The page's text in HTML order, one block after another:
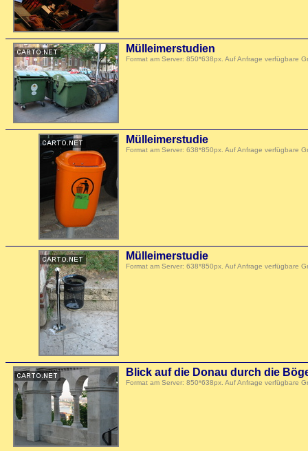
Mülleimerstudien
Format am Server: 850*638px. Auf Anfrage verfügbare
Mülleimerstudie
Format am Server: 638*850px. Auf Anfrage verfügbare
Mülleimerstudie
Format am Server: 638*850px. Auf Anfrage verfügbare
Blick auf die Donau durch die
Format am Server: 850*638px. Auf Anfrage verfügbare